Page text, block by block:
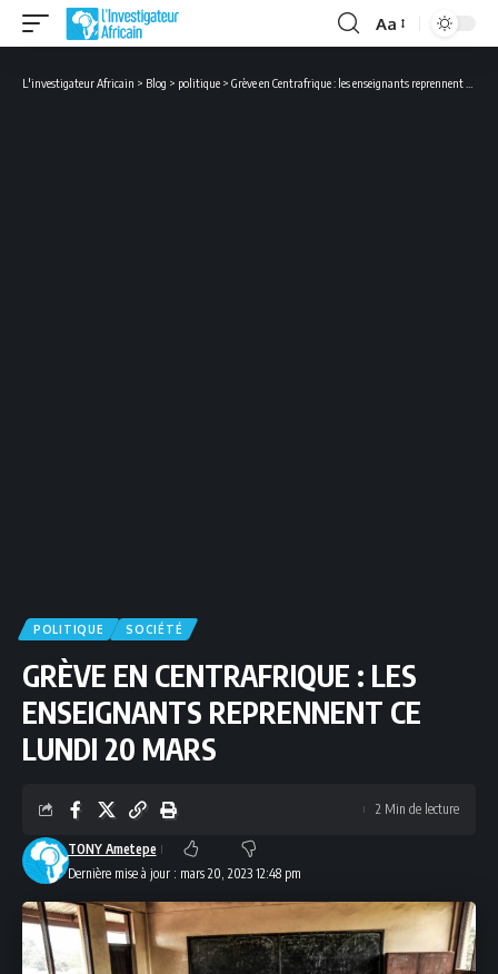
Font
Aa
L'investigateur Africain > Blog > politique > Grève en Centrafrique : les enseignants reprennent ce lundi 20 mars
POLITIQUE SOCIÉTÉ
GRÈVE EN CENTRAFRIQUE : LES
ENSEIGNANTS REPRENNENT CE
LUNDI 20 MARS
Dernière mise à jour : mars 20, 2023 12:48 pm
TONY Ametepe
2 Min de lecture